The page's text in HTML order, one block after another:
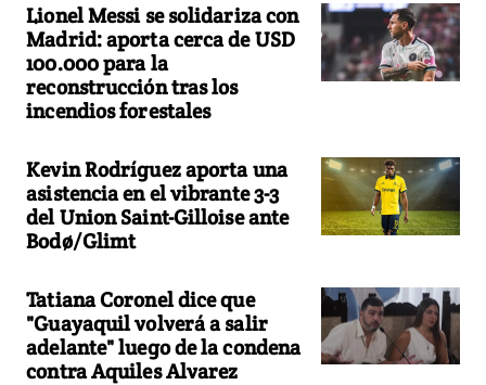
Lionel Messi se solidariza con
Madrid: aporta cerca de USD
100.000 para la
reconstrucción tras los
incendios forestales
Kevin Rodríguez aporta una
asistencia en el vibrante 3-3
del Union Saint-Gilloise ante
Bodø/Glimt
Tatiana Coronel dice que
"Guayaquil volverá a salir
adelante" luego de la condena
contra Aquiles Alvarez